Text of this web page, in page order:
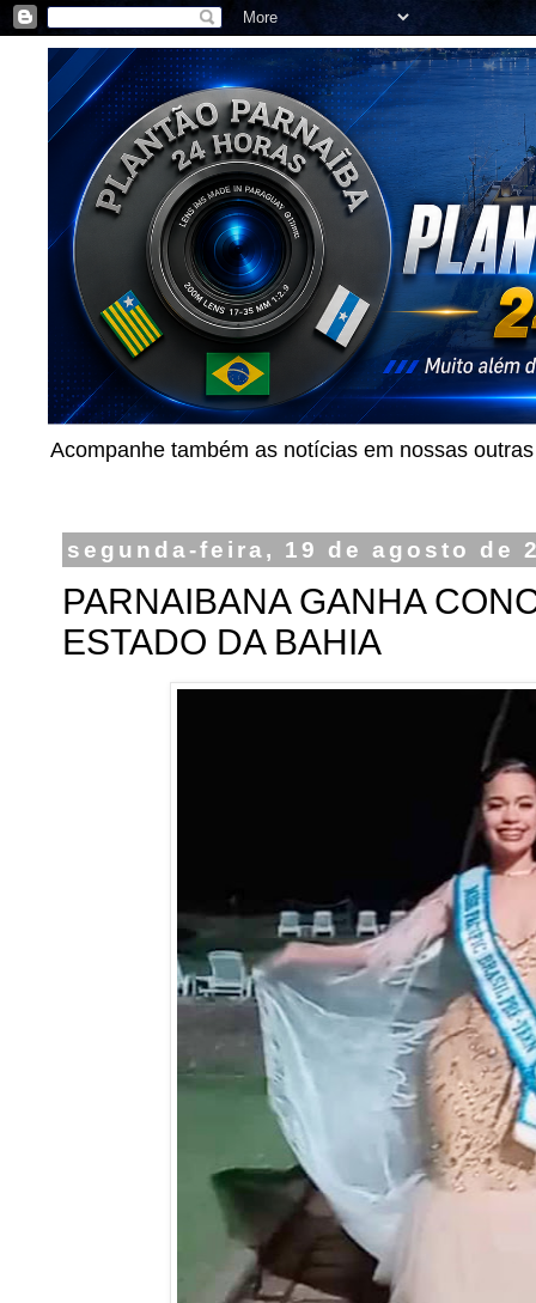
Acompanhe também as notícias em nossas
segunda-feira, 19 de agosto de
PARNAIBANA GANHA
ESTADO DA BAHIA